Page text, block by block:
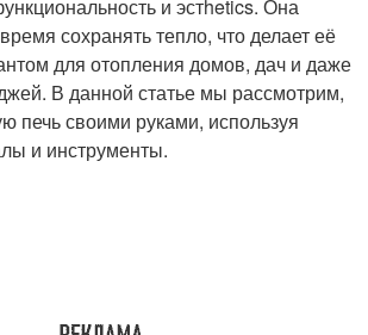
и эстhetics. Она
сохранять тепло, что делает её
для отопления домов, дач и даже
В данной статье мы рассмотрим,
печь своими руками, используя
и инструменты.